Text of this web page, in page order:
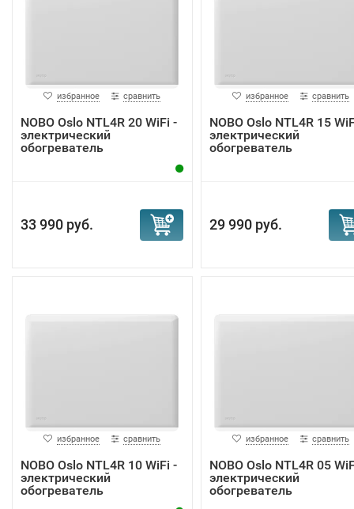
избранное сравнить
NOBO Oslo NTL4R 20 WiFi -
электрический
обогреватель
33 990 руб.
избранное сравнить
NOBO Oslo NTL4R 15
электрический
обогреватель
29 990 руб.
избранное сравнить
NOBO Oslo NTL4R 10 WiFi -
электрический
обогреватель
избранное сравнить
NOBO Oslo NTL4R 05
электрический
обогреватель